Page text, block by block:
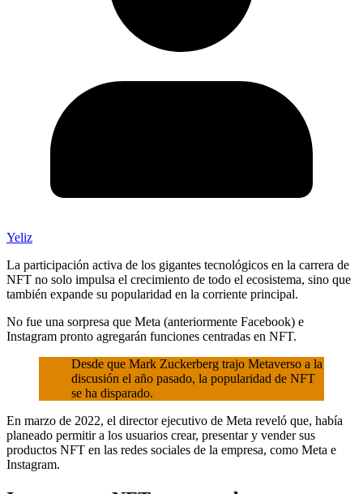
Yeliz
La participación activa de los gigantes tecnológicos en la carrera de
NFT no solo impulsa el crecimiento de todo el ecosistema, sino que
también expande su popularidad en la corriente principal.
No fue una sorpresa que Meta (anteriormente Facebook) e
Instagram pronto agregarán funciones centradas en NFT.
Desde que Mark Zuckerberg trajo Metaverso a la
discusión el año pasado, la popularidad de NFT
se ha disparado.
En marzo de 2022, el director ejecutivo de Meta reveló que, había
planeado permitir a los usuarios crear, presentar y vender sus
productos NFT en las redes sociales de la empresa, como Meta e
Instagram.